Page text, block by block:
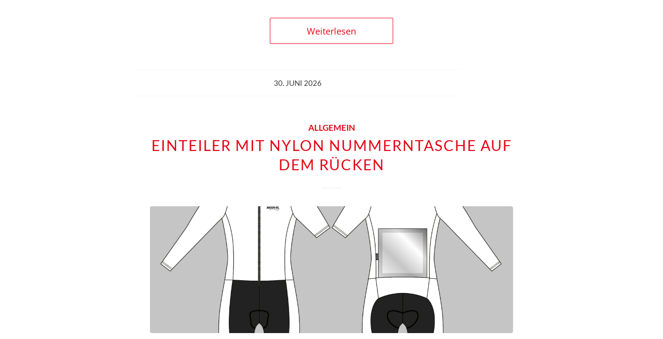
Weiterlesen
30. JUNI 2026
ALLGEMEIN
EINTEILER MIT NYLON NUMMERNTASCHE AUF
DEM RÜCKEN